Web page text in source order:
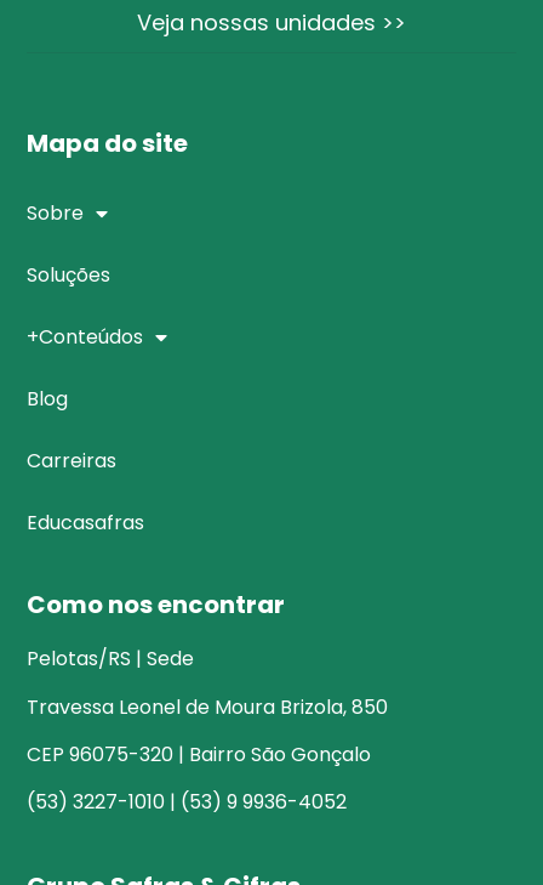
Veja nossas unidades >>
Mapa do site
Sobre
Soluções
+Conteúdos
Blog
Carreiras
Educasafras
Como nos encontrar
Pelotas/RS | Sede
Travessa Leonel de Moura Brizola, 850
CEP 96075-320 | Bairro São Gonçalo
(53) 3227-1010 | (53) 9 9936-4052